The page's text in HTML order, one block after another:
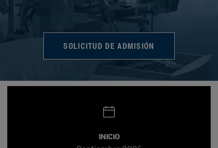
SOLICITUD DE ADMISIÓN
INICIO